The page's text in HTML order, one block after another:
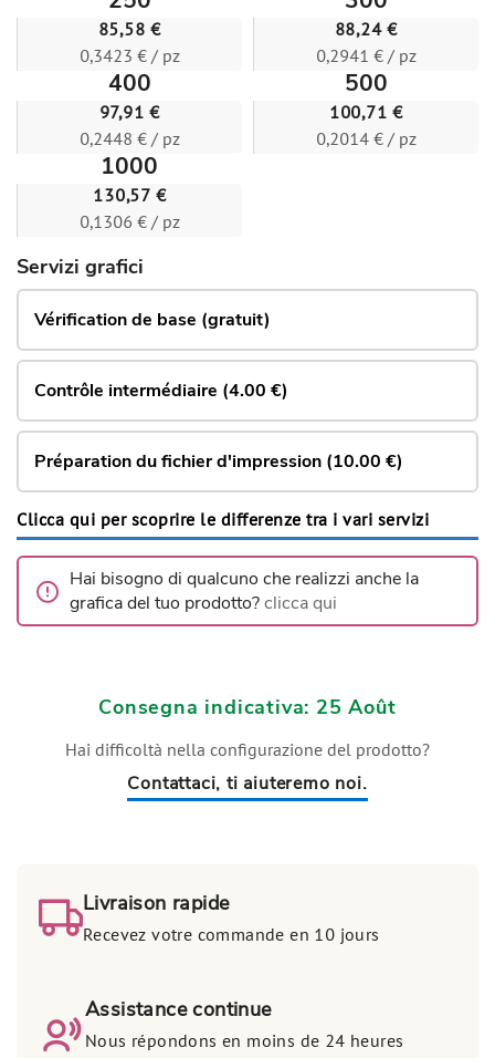
85,58 €
0,3423 € / pz
88,24 €
0,2941 € / pz
400
97,91 €
0,2448 € / pz
500
100,71 €
0,2014 € / pz
1000
130,57 €
0,1306 € / pz
Servizi grafici
Vérification de base (gratuit)
Contrôle intermédiaire (4.00 €)
Préparation du fichier d'impression (10.00 €)
Clicca qui per scoprire le differenze tra i vari servizi
Hai bisogno di qualcuno che realizzi anche la
grafica del tuo prodotto?clicca qui
Consegna indicativa: 25 Août
Hai difficoltà nella configurazione del prodotto?
Contattaci, ti aiuteremo noi.
Livraison rapide
Recevez votre commande en 10 jours
Assistance continue
Nous répondons en moins de 24 heures